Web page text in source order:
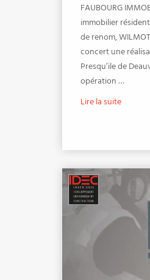
FAUBOURG
immobilier
de renom,
concert une
Presqu’ile de
opération …
Lire la suite